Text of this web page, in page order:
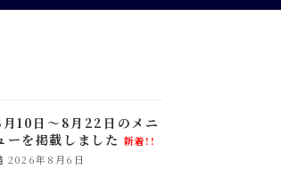
10日～8月22日のメニ
ーを掲載しました 新着!!
2026年8月6日